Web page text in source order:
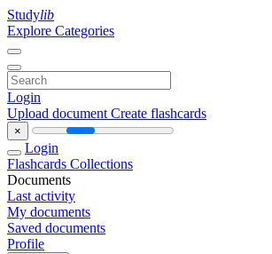
Studylib
Explore Categories
Login
Upload document Create flashcards
×
Login
Flashcards Collections
Documents
Last activity
My documents
Saved documents
Profile